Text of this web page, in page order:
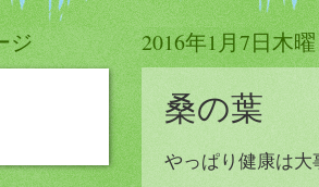
2016年1月7日木
桑の葉
やっぱり健康は
ジ